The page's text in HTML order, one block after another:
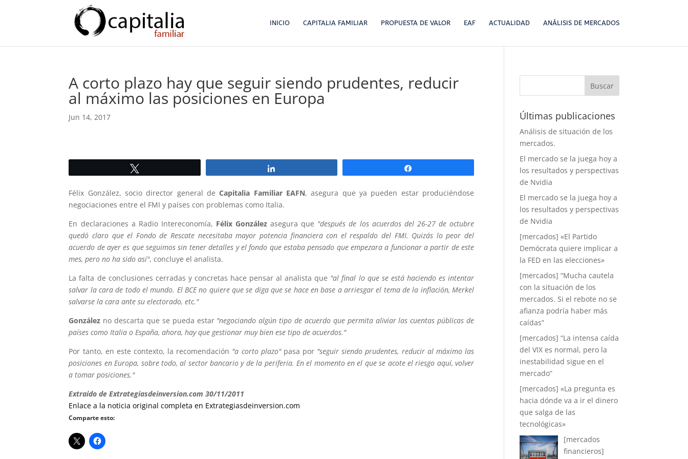
INICIO CAPITALIA FAMILIAR PROPUESTA DE VALOR EAF ACTUALIDAD ANÁLISIS DE MERCADOS
A corto plazo hay que seguir siendo prudentes, reducir
al máximo las posiciones en Europa
Jun 14, 2017
Félix González, socio director general deCapitalia Familiar EAFN, asegura que ya pueden estar produciéndose
negociaciones entre el FMI y países con problemas como Italia.
En declaraciones a Radio Intereconomía, Félix González asegura que "después de los acuerdos del 26-27 de octubre
quedó claro que el Fondo de Rescate necesitaba mayor potencia financiera con el respaldo del FMI. Quizás lo peor del
acuerdo de ayer es que seguimos sin tener detalles y el fondo que estaba pensado que empezara a funcionar a partir de este
mes, pero no ha sido así", concluye el analista.
La falta de conclusiones cerradas y concretas hace pensar al analista que "al final lo que se está haciendo es intentar
salvar la cara de todo el mundo. El BCE no quiere que se diga que se hace en base a arriesgar el tema de la inflación, Merkel
salvarse la cara ante su electorado, etc."
González no descarta que se pueda estar "negociando algún tipo de acuerdo que permita aliviar las cuentas públicas de
países como Italia o España, ahora, hay que gestionar muy bien ese tipo de acuerdos."
Por tanto, en este contexto, la recomendación "a corto plazo"pasa por "seguir siendo prudentes, reducir al máximo las
posiciones en Europa, sobre todo, al sector bancario y de la periferia. En el momento en el que se acote el riesgo aquí, volver
a tomar posiciones."
Extraído de Extrategiasdeinversion.com 30/11/2011
Enlace a la noticia original completa en Extrategiasdeinversion.com
Comparte esto:
Últimas publicaciones
Análisis de situación de los
mercados.
El mercado se la juega hoy a
los resultados y perspectivas
de Nvidia
El mercado se la juega hoy a
los resultados y perspectivas
de Nvidia
[mercados] «El Partido
Demócrata quiere implicar a
la FED en las elecciones»
[mercados] “Mucha cautela
con la situación de los
mercados. Si el rebote no se
afianza podría haber más
caídas”
[mercados] “La intensa caída
del VIX es normal, pero la
inestabilidad sigue en el
mercado”
[mercados] «La pregunta es
hacia dónde va a ir el dinero
que salga de las
tecnológicas»
[mercados
financieros]